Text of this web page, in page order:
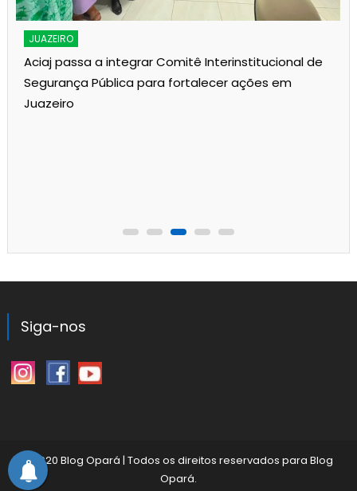
JUAZEIRO
Aciaj passa a integrar Comitê Interinstitucional de
Segurança Pública para fortalecer ações em
Juazeiro
Siga-nos
©2020 Blog Opará | Todos os direitos reservados para Blog
Opará.